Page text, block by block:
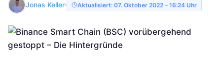
Jonas Keller Aktualisiert: 07. Oktober 2022 – 16:24 Uhr